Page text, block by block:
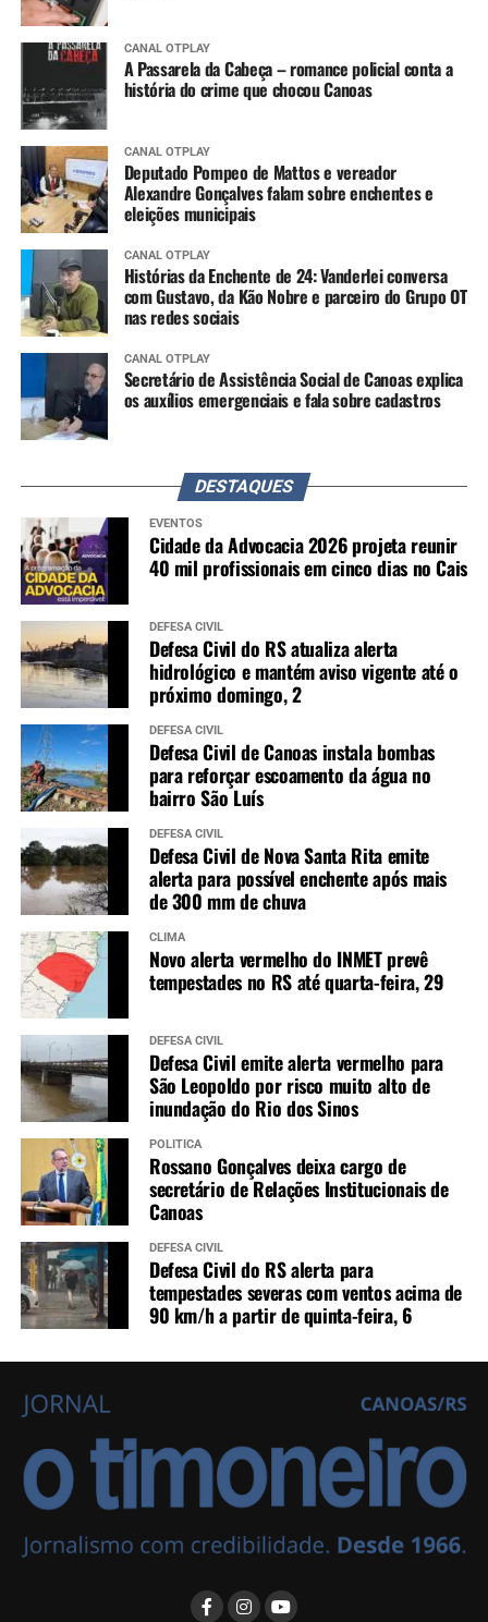
CANAL OTPLAY
A Passarela da Cabeça – romance policial conta a
história do crime que chocou Canoas
CANAL OTPLAY
Deputado Pompeo de Mattos e vereador
Alexandre Gonçalves falam sobre enchentes e
eleições municipais
CANAL OTPLAY
Histórias da Enchente de 24: Vanderlei conversa
com Gustavo, da Kão Nobre e parceiro do Grupo OT
nas redes sociais
CANAL OTPLAY
Secretário de Assistência Social de Canoas explica
os auxílios emergenciais e fala sobre cadastros
DESTAQUES
EVENTOS
Cidade da Advocacia 2026 projeta reunir
40 mil profissionais em cinco dias no Cais
DEFESA CIVIL
Defesa Civil do RS atualiza alerta
hidrológico e mantém aviso vigente até o
próximo domingo, 2
DEFESA CIVIL
Defesa Civil de Canoas instala bombas
para reforçar escoamento da água no
bairro São Luís
DEFESA CIVIL
Defesa Civil de Nova Santa Rita emite
alerta para possível enchente após mais
de 300 mm de chuva
CLIMA
Novo alerta vermelho do INMET prevê
tempestades no RS até quarta-feira, 29
DEFESA CIVIL
Defesa Civil emite alerta vermelho para
São Leopoldo por risco muito alto de
inundação do Rio dos Sinos
POLÍTICA
Rossano Gonçalves deixa cargo de
secretário de Relações Institucionais de
Canoas
DEFESA CIVIL
Defesa Civil do RS alerta para
tempestades severas com ventos acima de
90 km/h a partir de quinta-feira, 6